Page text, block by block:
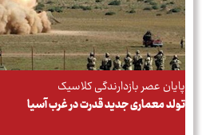
پایان عصر بازدارندگی کلاسیک
تولد معماری جدید قدرت در غرب آسیا